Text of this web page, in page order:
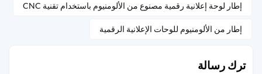
إطار لوحة إعلانية رقمية مصنوع من الألومنيوم باستخدام تقنية CNC
إطار من الألومنيوم للوحات الإعلانية الرقمية
ترك رسالة